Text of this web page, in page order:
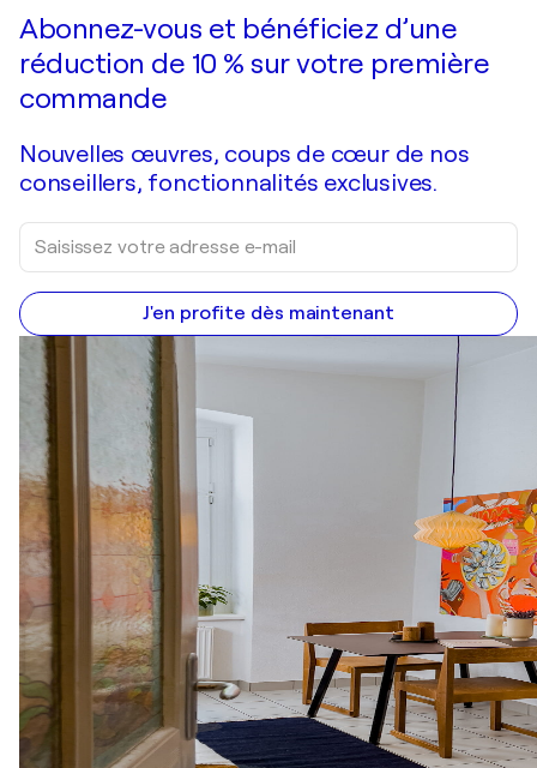
Abonnez-vous et bénéficiez d’une
réduction de 10 % sur votre première
commande
Nouvelles œuvres, coups de cœur de nos
conseillers, fonctionnalités exclusives.
J'en profite dès maintenant